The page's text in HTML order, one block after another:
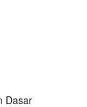
Dasar